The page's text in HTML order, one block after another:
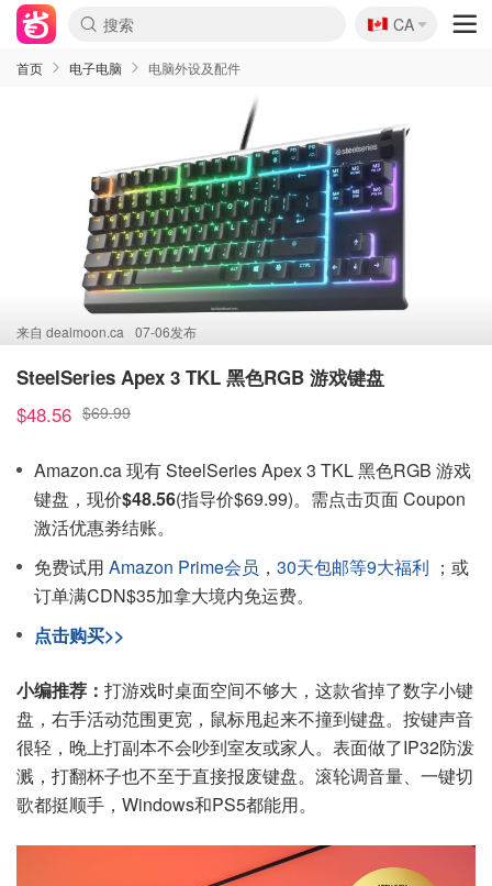
🇨🇦
CA
首页 电子电脑 电脑外设及配件
来自 dealmoon.ca 07-06发布
SteelSeries Apex 3 TKL 黑色RGB 游戏键盘
$48.56 $69.99
Amazon.ca 现有 SteelSeries Apex 3 TKL 黑色RGB 游戏
键盘，现价$48.56(指导价$69.99)。需点击页面 Coupon
激活优惠劵结账。
免费试用 Amazon Prime会员 ， 30天包邮等9大福利 ；或
订单满CDN$35加拿大境内免运费。
点击购买>>
小编推荐： 打游戏时桌面空间不够大，这款省掉了数字小键
盘，右手活动范围更宽，鼠标甩起来不撞到键盘。按键声音
很轻，晚上打副本不会吵到室友或家人。表面做了IP32防泼
溅，打翻杯子也不至于直接报废键盘。滚轮调音量、一键切
歌都挺顺手，Windows和PS5都能用。